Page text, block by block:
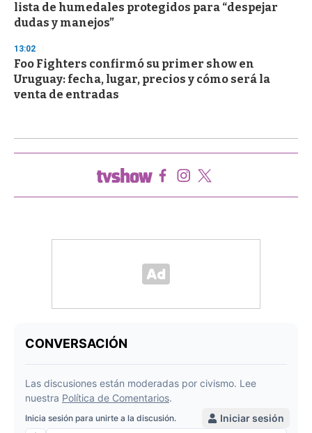
lista de humedales protegidos para “despejar
dudas y manejos”
13:02
Foo Fighters confirmó su primer show en
Uruguay: fecha, lugar, precios y cómo será la
venta de entradas